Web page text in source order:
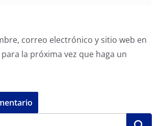
correo electrónico y sitio web en
la próxima vez que haga un